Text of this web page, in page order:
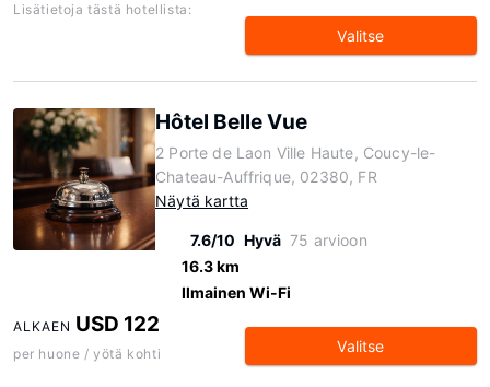
Lisätietoja tästä hotellista:
Valitse
Hôtel Belle Vue
2 Porte de Laon Ville Haute, Coucy-le-
Chateau-Auffrique, 02380, FR
Näytä kartta
7.6/10 Hyvä 75 arvioon
16.3 km
Ilmainen Wi-Fi
ALKAEN USD 122
per huone / yötä kohti Valitse